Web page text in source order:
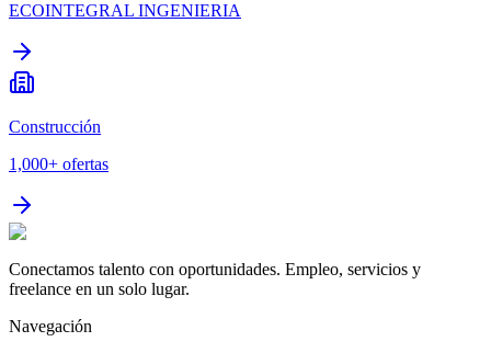
ECOINTEGRAL INGENIERIA
Construcción
1,000+ ofertas
Conectamos talento con oportunidades. Empleo, servicios y
freelance en un solo lugar.
Navegación